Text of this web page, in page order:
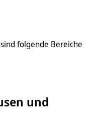
folgende Bereiche
und